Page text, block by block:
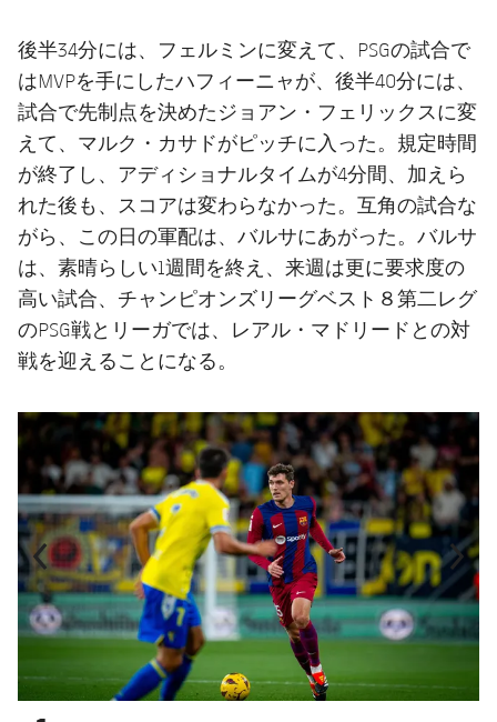
後半34分には、フェルミンに変えて、PSGの試合で
はMVPを手にしたハフィーニャが、後半40分には、
試合で先制点を決めたジョアン・フェリックスに変
えて、マルク・カサドがピッチに入った。規定時間
が終了し、アディショナルタイムが4分間、加えら
れた後も、スコアは変わらなかった。互角の試合な
がら、この日の軍配は、バルサにあがった。バルサ
は、素晴らしい1週間を終え、来週は更に要求度の
高い試合、チャンピオンズリーグベスト８第二レグ
のPSG戦とリーガでは、レアル・マドリードとの対
戦を迎えることになる。
前
label.aria.chevronleft 次